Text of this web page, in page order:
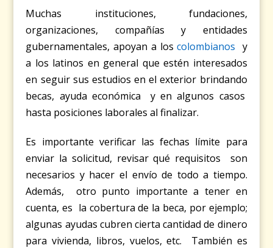
Muchas instituciones, fundaciones,
organizaciones, compañías y entidades
gubernamentales, apoyan a loscolombianos y
a los latinos en general que estén interesados
en seguir sus estudios en el exterior brindando
becas, ayuda económica y en algunos casos
hasta posiciones laborales al finalizar.
Es importante verificar las fechas límite para
enviar la solicitud, revisar qué requisitos son
necesarios y hacer el envío de todo a tiempo.
Además, otro punto importante a tener en
cuenta, es la cobertura de la beca, por ejemplo;
algunas ayudas cubren cierta cantidad de dinero
para vivienda, libros, vuelos, etc. También es